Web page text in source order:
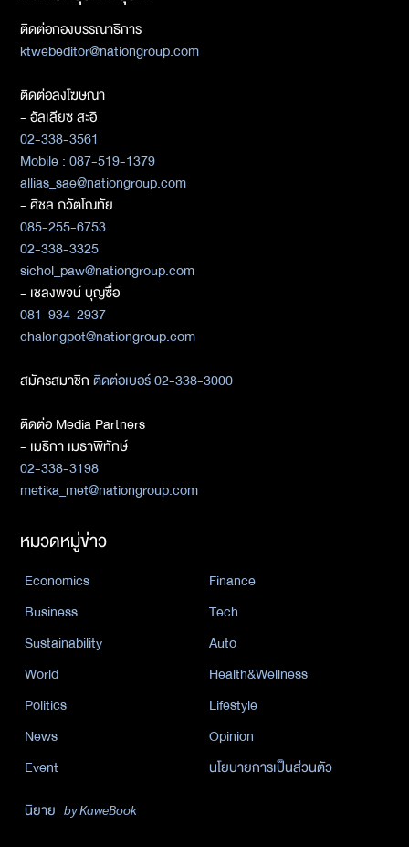
ติดต่อกองบรรณาธิการ
ktwebeditor@nationgroup.com
ติดต่อลงโฆษณา
- อัลเลียซ สะอิ
02-338-3561
Mobile : 087-519-1379
allias_sae@nationgroup.com
- ศิชล ภวัตโณทัย
085-255-6753
02-338-3325
sichol_paw@nationgroup.com
- เชลงพจน์ บุญซื่อ
081-934-2937
chalengpot@nationgroup.com
สมัครสมาชิกติดต่อเบอร์ 02-338-3000
ติดต่อ Media Partners
- เมธิกา เมธาพิทักษ์
02-338-3198
metika_met@nationgroup.com
หมวดหมู่ข่าว
Economics
Finance
Business
Tech
Sustainability
Auto
World
Health&Wellness
Politics
Lifestyle
News
Opinion
Event
นโยบายการเป็นส่วนตัว
นิยาย by KaweBook